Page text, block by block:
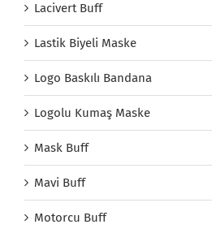
Lacivert Buff
Lastik Biyeli Maske
Logo Baskılı Bandana
Logolu Kumaş Maske
Mask Buff
Mavi Buff
Motorcu Buff